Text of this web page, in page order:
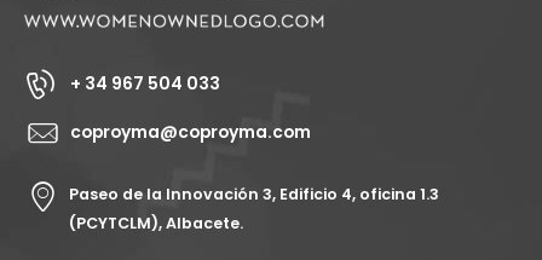
+ 34 967 504 033
coproyma@coproyma.com
Paseo de la Innovación 3, Edificio 4, oficina 1.3
(PCYTCLM), Albacete.